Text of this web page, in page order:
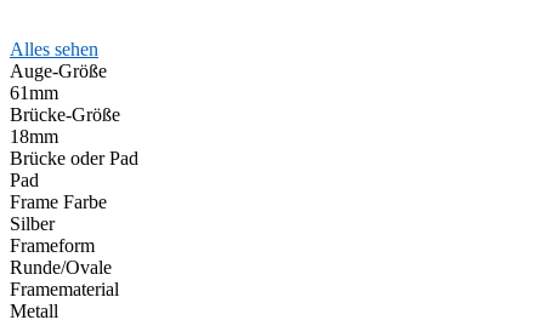
Alles sehen
Auge-Größe
61mm
Brücke-Größe
18mm
Brücke oder Pad
Pad
Frame Farbe
Silber
Frameform
Runde/Ovale
Framematerial
Metall